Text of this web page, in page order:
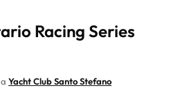
Racing Series
Yacht Club Santo Stefano